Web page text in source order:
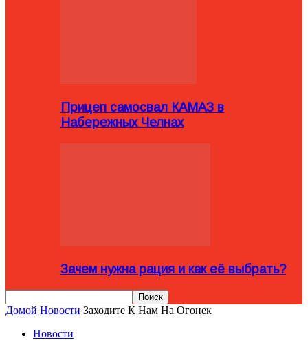
Прицеп самосвал КАМАЗ в
Набережных Челнах
Зачем нужна рация и как её выбрать?
Домой Новости Заходите К Нам На Огонек
Новости